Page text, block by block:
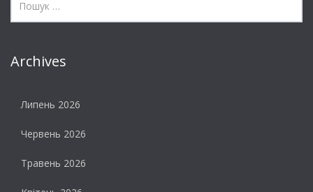
Archives
Липень 2026
Червень 2026
Травень 2026